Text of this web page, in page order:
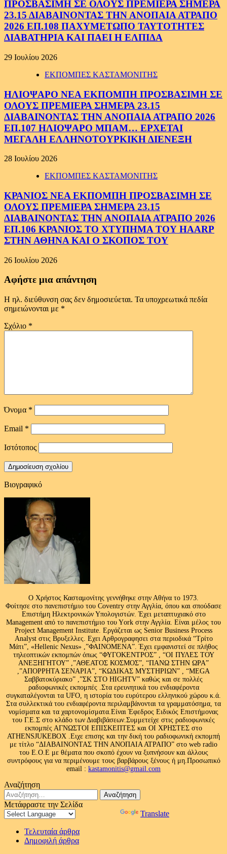
ΠΡΟΣΒΑΣΙΜΗ ΣΕ ΟΛΟΥΣ ΠΡΕΜΙΕΡΑ ΣΗΜΕΡΑ
23.15 ΔΙΑΒΑΙΝΟΝΤΑΣ ΤΗΝ ΑΝΟΠΑΙΑ ΑΤΡΑΠΟ
2026 ΕΠ.108 ΠΑΧΥΜΕΤΩΠΟ ΤΑΥΤΟΤΗΤΕΣ
ΔΙΑΒΑΤΗΡΙΑ ΚΑΙ ΠΑΕΙ Η ΕΛΠΙΔΑ
29 Ιουλίου 2026
ΕΚΠΟΜΠΕΣ ΚΑΣΤΑΜΟΝΙΤΗΣ
ΗΛΙΟΨΑΡΟ ΝΕΑ ΕΚΠΟΜΠΗ ΠΡΟΣΒΑΣΙΜΗ ΣΕ
ΟΛΟΥΣ ΠΡΕΜΙΕΡΑ ΣΗΜΕΡΑ 23.15
ΔΙΑΒΑΙΝΟΝΤΑΣ ΤΗΝ ΑΝΟΠΑΙΑ ΑΤΡΑΠΟ 2026
ΕΠ.107 ΗΛΙΟΨΑΡΟ ΜΠΑΜ… ΕΡΧΕΤΑΙ
ΜΕΓΑΛΗ ΕΛΛΗΝΟΤΟΥΡΚΙΚΗ ΔΙΕΝΕΞΗ
28 Ιουλίου 2026
ΕΚΠΟΜΠΕΣ ΚΑΣΤΑΜΟΝΙΤΗΣ
ΚΡΑΝΙΟΣ ΝΕΑ ΕΚΠΟΜΠΗ ΠΡΟΣΒΑΣΙΜΗ ΣΕ
ΟΛΟΥΣ ΠΡΕΜΙΕΡΑ ΣΗΜΕΡΑ 23.15
ΔΙΑΒΑΙΝΟΝΤΑΣ ΤΗΝ ΑΝΟΠΑΙΑ ΑΤΡΑΠΟ 2026
ΕΠ.106 ΚΡΑΝΙΟΣ ΤΟ ΧΤΥΠΗΜΑ ΤΟΥ HAARP
ΣΤΗΝ ΑΘΗΝΑ ΚΑΙ Ο ΣΚΟΠΟΣ ΤΟΥ
26 Ιουλίου 2026
Αφήστε μια απάντηση
Η ηλ. διεύθυνση σας δεν δημοσιεύεται. Τα υποχρεωτικά πεδία
σημειώνονται με *
Σχόλιο *
Όνομα *
Email *
Ιστότοπος
Βιογραφικό
Ο Χρήστος Κασταμονίτης γεννήθηκε στην Αθήνα το 1973.
Φοίτησε στο πανεπιστήμιο του Coventry στην Αγγλία, όπου και σπούδασε
Επιστήμη Ηλεκτρονικών Υπολογιστών. Έχει μεταπτυχιακό στο
Management από το πανεπιστήμιο του Υork στην Αγγλία. Είναι μέλος του
Project Management Institute. Εργάζεται ως Senior Business Process
Analyst στις Βρυξελλες. Εχει Αρθρογραφησει στα περιοδικά “Τρίτο
Μάτι”, «Hellenic Nexus» ,”ΦΑΙΝΟΜΕΝΑ”. Έχει εμφανιστεί σε πλήθος
τηλεοπτικών εκπομπών όπως “ΦΥΓΟΚΕΝΤΡΟΣ” , “ΟΙ ΠΥΛΕΣ ΤΟΥ
ΑΝΕΞΗΓΗΤΟΥ” ,”ΑΘΕΑΤΟΣ ΚΟΣΜΟΣ”, “ΠΑΝΩ ΣΤΗΝ ΩΡΑ”
,”ΑΠΟΡΡΗΤΑ ΣΕΝΑΡΙΑ”, “ΚΩΔΙΚΑΣ ΜΥΣΤΗΡΙΩΝ” , “MEGA
Σαββατοκύριακο” ,”ΣΚ ΣΤΟ HIGHTV” καθώς και σε πολλές
ραδιοφωνικές εκπομπές .Στα ερευνητικά του ενδιαφέροντα
συγκαταλέγονται τα UFO, η ιστορία του ευρύτερου ελληνικού χώρου κ.ά.
Στα συλλεκτικά του ενδιαφέροντα περιλαμβάνονται τα γραμματόσημα, τα
νομίσματα και τα χαρτονομίσματα.Είναι Έφεδρος Ειδικός Επιστήμονας
του Γ.Ε.Σ στο κλάδο των Διαβιβάσεων.Συμμετείχε στις ραδιοφωνικές
εκπομπές ΑΓΝΩΣΤΟΙ ΕΠΙΣΚΕΠΤΕΣ και ΟΙ ΧΡΗΣΤΕΣ στο
ATHENSJUKEBOX .Ειχε επισης και την δική του ραδιοφωνική εκπομπή
με τίτλο “ΔΙΑΒΑΙΝΟΝΤΑΣ ΤΗΝ ΑΝΟΠΑΙΑ ΑΤΡΑΠΟ” στο web radio
του Ε.Ο.Ε με θέματα που σκοπό έχουν να ξυπνήσουν και άλλους
συντρόφους για να περιμένουμε τους βαρβάρους ξένους ή μη.Προσωπικό
email : kastamonitis@gmail.com
Αναζήτηση
Αναζήτηση
για:
Μετάφραστε την Σελίδα
Translate
Τελευταία άρθρα
Δημοφιλή άρθρα